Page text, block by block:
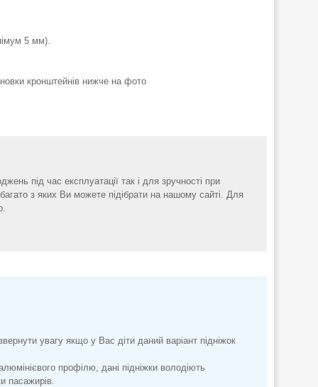
5 мм).
кронштейнів нижче на фото
під час експлуатації так і для зручності при
з яких Ви можете підібрати на нашому сайті. Для
увагу якщо у Вас діти даний варіант підніжок
профілю, дані підніжки володіють
пасажирів.